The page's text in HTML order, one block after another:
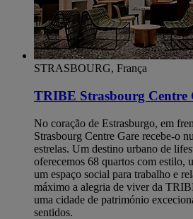
STRASBOURG, França
TRIBE Strasbourg Centre
No coração de Estrasburgo, em
Strasbourg Centre Gare recebe-o
estrelas. Um destino urbano de
oferecemos 68 quartos com estilo,
um espaço social para trabalho e
máximo a alegria de viver da
uma cidade de património
sentidos.